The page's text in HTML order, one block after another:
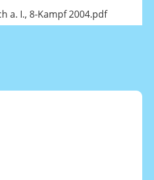
a. I., 8-Kampf 2004.pdf